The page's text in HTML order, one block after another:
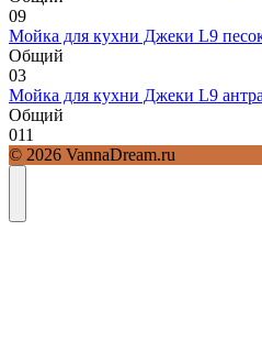
09
Мойка для кухни Джеки L9
Общий
03
Мойка для кухни Джеки L9
Общий
011
© 2026 VannaDream.ru